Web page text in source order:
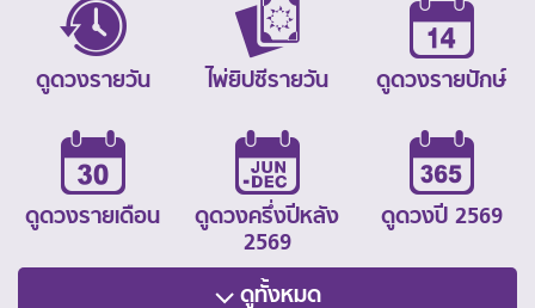
ดูดวงรายวัน ไพ่ยิปซีรายวัน ดูดวงรายปักษ์
ดูดวงรายเดือน
ดูดวงครึ่งปีหลัง
2569
ดูดวงปี 2569
ดูทั้งหมด